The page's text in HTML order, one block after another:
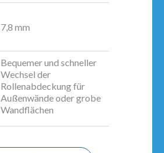
7,8 mm
Bequemer und schneller
Wechsel der
Rollenabdeckung für
Außenwände oder grobe
Wandflächen